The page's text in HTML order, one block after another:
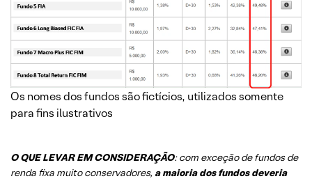
Os nomes dos fundos são fictícios, utilizados somente
para fins ilustrativos
O QUE LEVAR EM CONSIDERAÇÃO: com exceção de fundos de
renda fixa muito conservadores, a maioria dos fundos deveria